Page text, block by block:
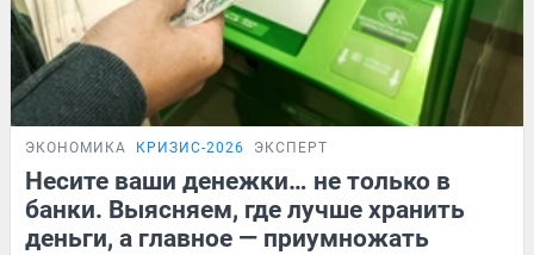
ЭКОНОМИКА КРИЗИС-2026 ЭКСПЕРТ
Несите ваши денежки… не только в
банки. Выясняем, где лучше хранить
деньги, а главное — приумножать